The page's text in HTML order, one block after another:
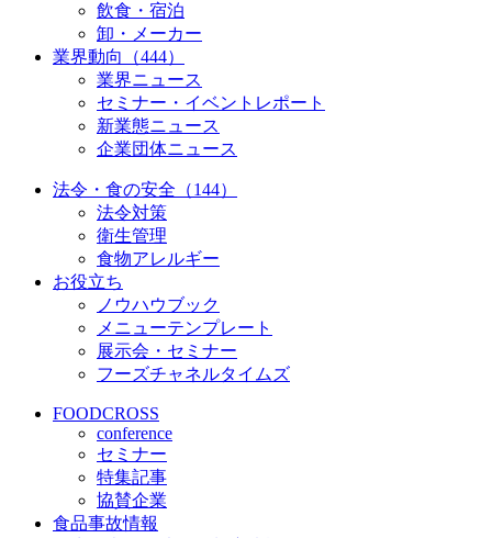
飲食・宿泊
卸・メーカー
業界動向（444）
業界ニュース
セミナー・イベントレポート
新業態ニュース
企業団体ニュース
法令・食の安全（144）
法令対策
衛生管理
食物アレルギー
お役立ち
ノウハウブック
メニューテンプレート
展示会・セミナー
フーズチャネルタイムズ
FOODCROSS
conference
セミナー
特集記事
協賛企業
食品事故情報